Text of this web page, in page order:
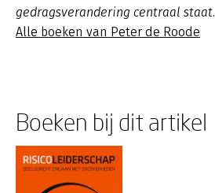
gedragsverandering centraal staat.
Alle boeken van Peter de Roode
Boeken bij dit artikel